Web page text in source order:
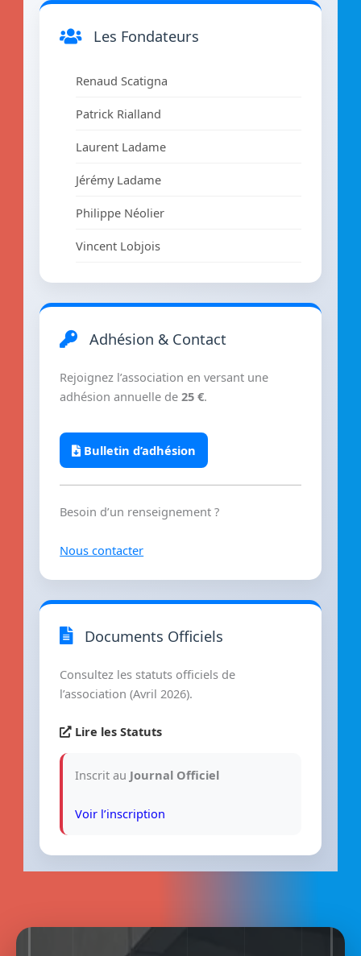
Les Fondateurs
Renaud Scatigna
Patrick Rialland
Laurent Ladame
Jérémy Ladame
Philippe Néolier
Vincent Lobjois
Adhésion & Contact
Rejoignez l’association en versant une
adhésion annuelle de25 €.
Bulletin d’adhésion
Besoin d’un renseignement ?
Nous contacter
Documents Officiels
Consultez les statuts officiels de
l’association (Avril 2026).
Lire les Statuts
Inscrit au Journal Officiel
Voir l’inscription